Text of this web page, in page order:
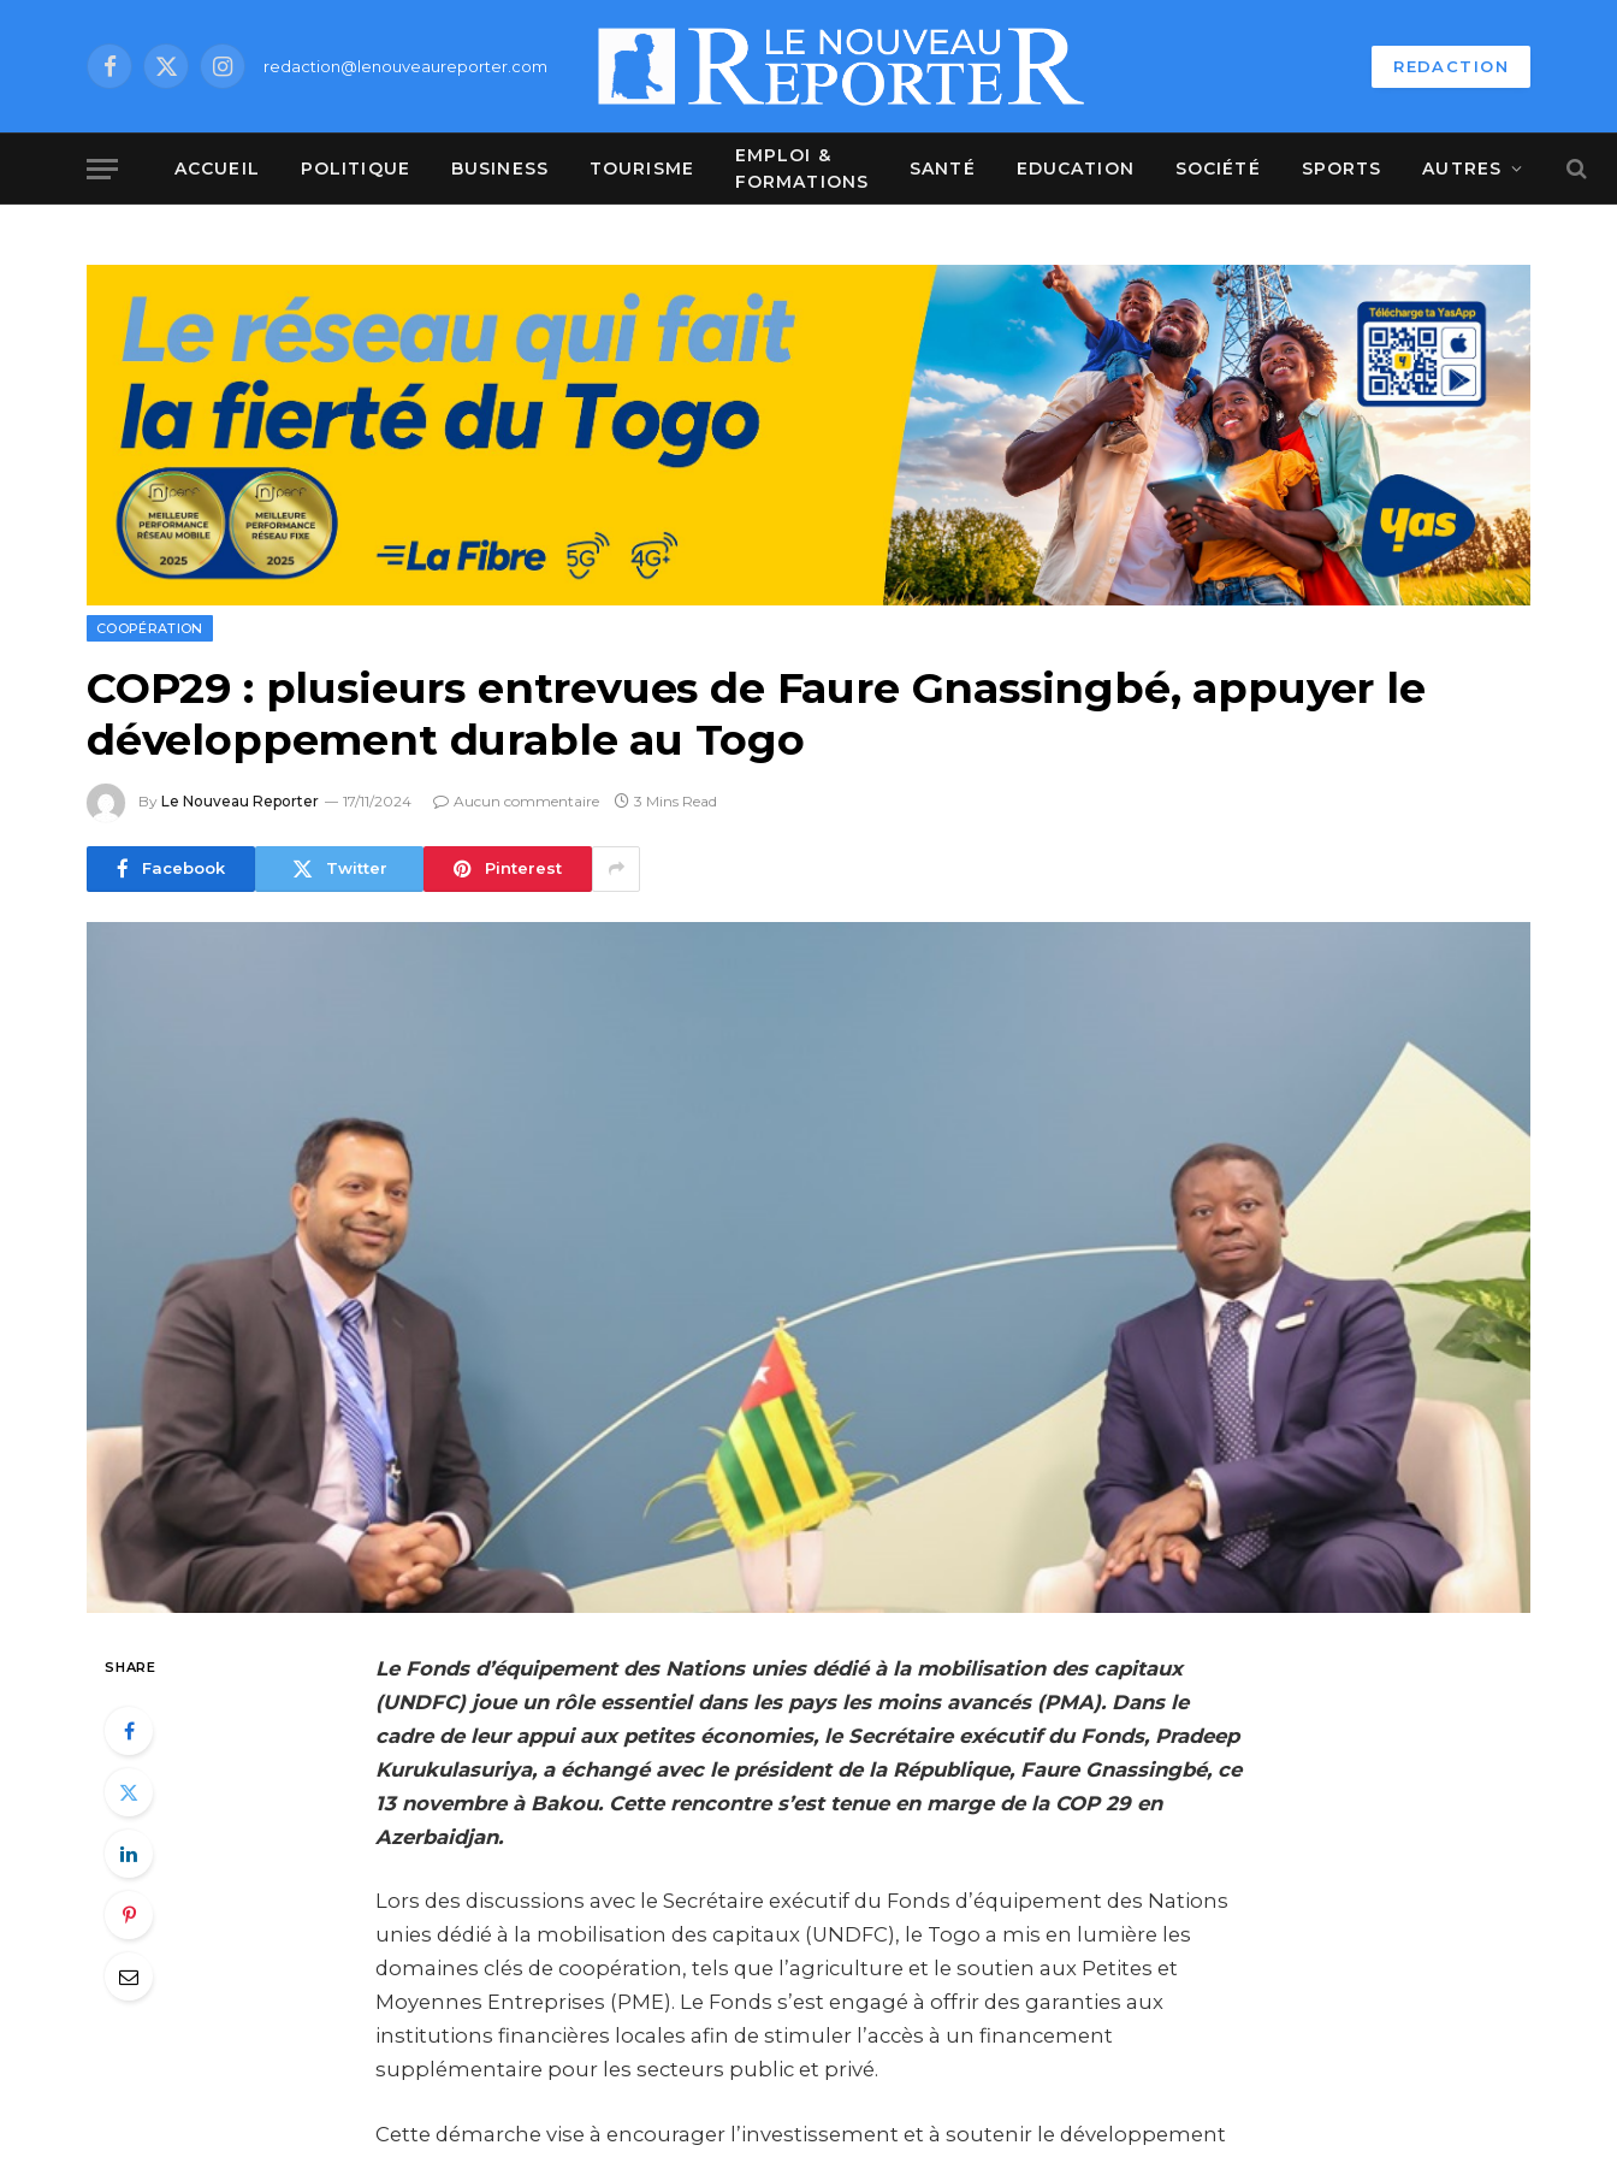
Facebook
X
Instagramredaction@lenouveaureporter.com REDACTION
ACCUEIL POLITIQUE BUSINESS TOURISME
EMPLOI &
FORMATIONS
SANTÉ EDUCATION SOCIÉTÉ SPORTS AUTRES
COOPÉRATION
COP29 : plusieurs entrevues de Faure Gnassingbé, appuyer le
développement durable au Togo
By Le Nouveau Reporter 17/11/2024 Aucun commentaire 3 Mins Read
Facebook Twitter Pinterest
SHARE
Le Fonds d’équipement des Nations unies dédié à la mobilisation des capitaux
(UNDFC) joue un rôle essentiel dans les pays les moins avancés (PMA). Dans le
cadre de leur appui aux petites économies, le Secrétaire exécutif du Fonds, Pradeep
Kurukulasuriya, a échangé avec le président de la République, Faure Gnassingbé, ce
13 novembre à Bakou. Cette rencontre s’est tenue en marge de la COP 29 en
Azerbaidjan.
Lors des discussions avec le Secrétaire exécutif du Fonds d’équipement des Nations
unies dédié à la mobilisation des capitaux (UNDFC), le Togo a mis en lumière les
domaines clés de coopération, tels que l’agriculture et le soutien aux Petites et
Moyennes Entreprises (PME). Le Fonds s’est engagé à offrir des garanties aux
institutions financières locales afin de stimuler l’accès à un financement
supplémentaire pour les secteurs public et privé.
Cette démarche vise à encourager l’investissement et à soutenir le développement